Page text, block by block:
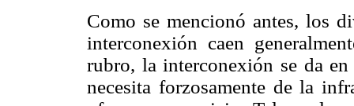
Como se mencionó antes, los
interconexión caen
rubro, la interconexión se da
necesita forzosamente de la